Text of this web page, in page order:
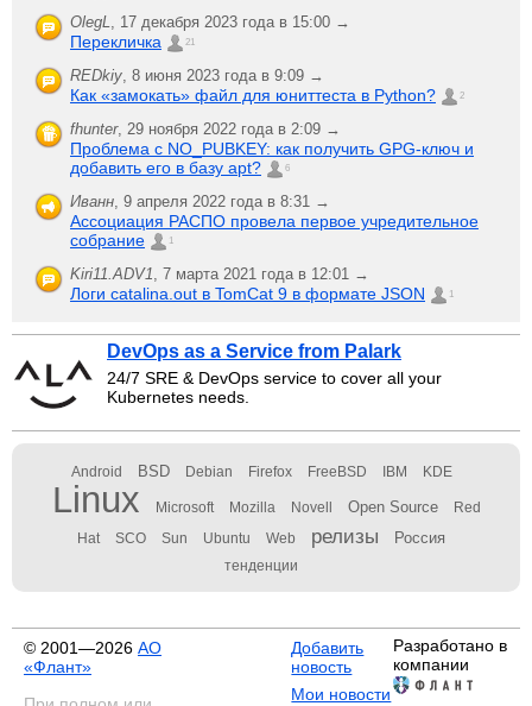
OlegL, 17 декабря 2023 года в 15:00 →
Перекличка 21
REDkiy, 8 июня 2023 года в 9:09 →
Как «замокать» файл для юниттеста в Python? 2
fhunter, 29 ноября 2022 года в 2:09 →
Проблема с NO_PUBKEY: как получить GPG-ключ и
добавить его в базу apt?
6
Иванн, 9 апреля 2022 года в 8:31 →
Ассоциация РАСПО провела первое учредительное
собрание
1
Kiri11.ADV1, 7 марта 2021 года в 12:01 →
Логи catalina.out в TomCat 9 в формате JSON 1
DevOps as a Service from Palark
24/7 SRE & DevOps service to cover all your
Kubernetes needs.
Android BSD Debian Firefox FreeBSD IBM KDE
Linux Microsoft Mozilla Novell Open Source Red
Hat SCO Sun Ubuntu Web релизы Россия
тенденции
© 2001—2026 АО
«Флант»
Добавить
новость
Мои новости
Разработано в
компании